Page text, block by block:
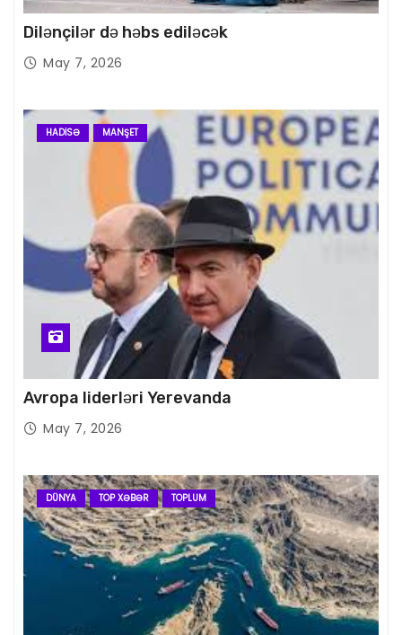
Dilənçilər də həbs ediləcək
May 7, 2026
HADISƏ MANŞET
Avropa liderləri Yerevanda
May 7, 2026
DÜNYA TOP XƏBƏR TOPLUM